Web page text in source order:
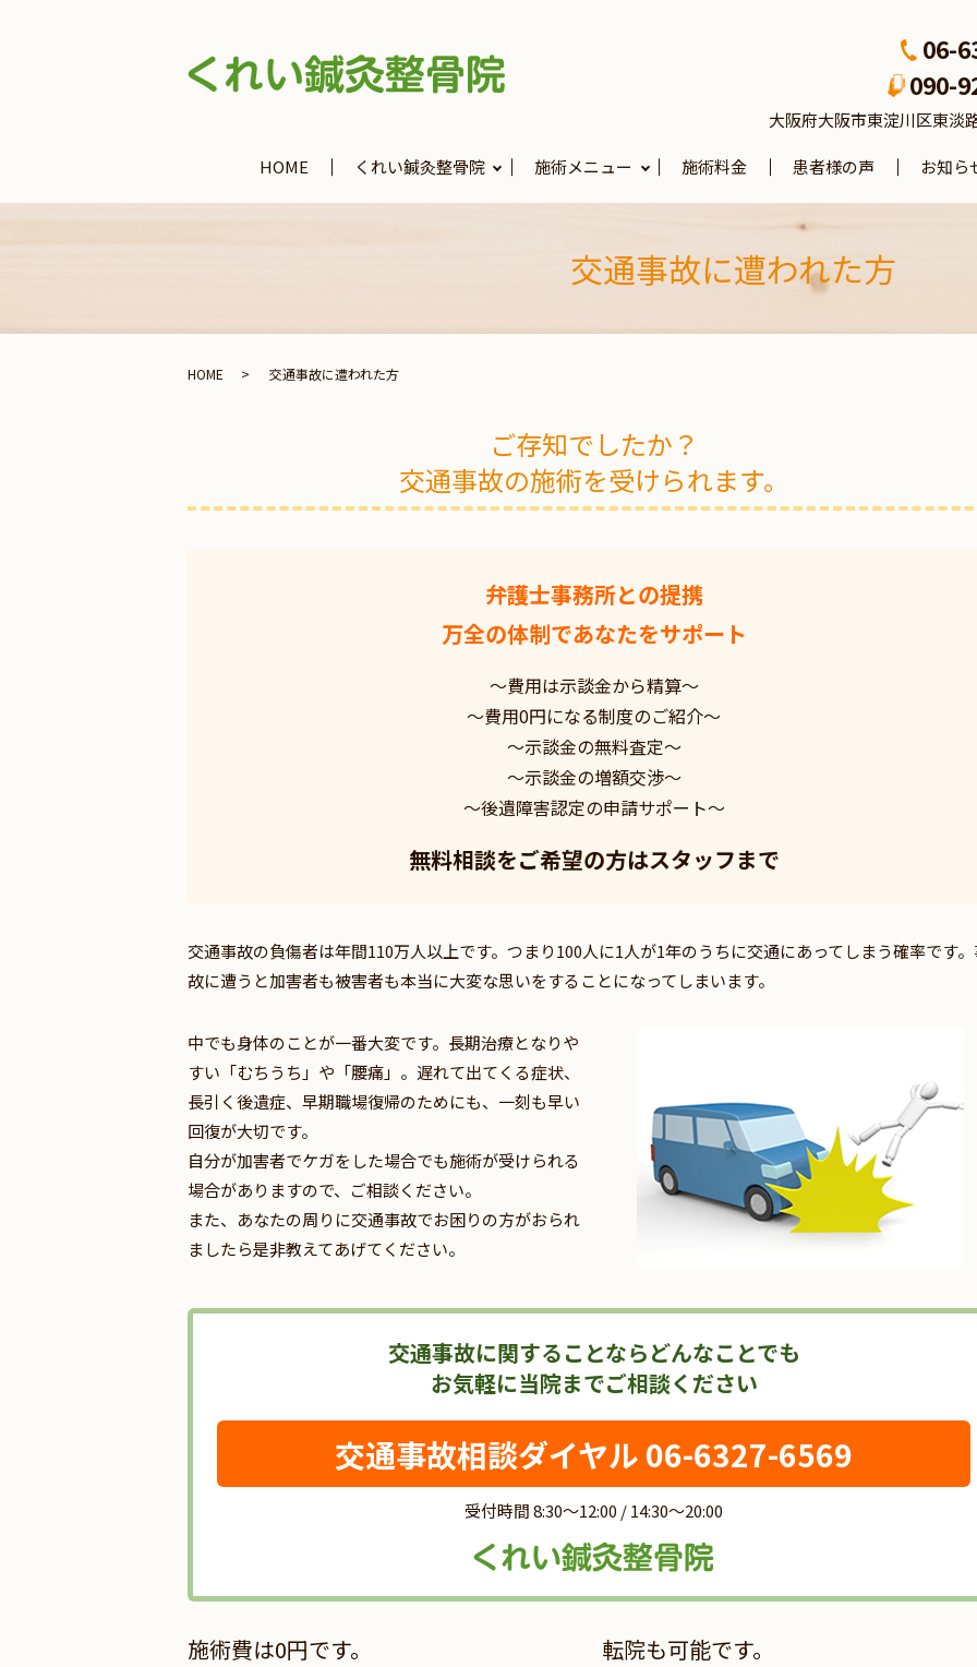
06-
090-
大阪府大阪市東淀川区東淡
HOME くれい鍼灸整骨院 施術メニュー 施術料金 患者様の声 お知ら
交通事故に遭われた方
HOME 交通事故に遭われた方
ご存知でしたか？
交通事故の施術を受けられます。
弁護士事務所との提携
万全の体制であなたをサポート
～費用は示談金から精算～
～費用0円になる制度のご紹介～
～示談金の無料査定～
～示談金の増額交渉～
～後遺障害認定の申請サポート～
無料相談をご希望の方はスタッフまで
交通事故の負傷者は年間110万人以上です。つまり100人に1人が1年のうちに交通にあってしまう確率です
故に遭うと加害者も被害者も本当に大変な思いをすることになってしまいます。
中でも身体のことが一番大変です。長期治療となりや
すい「むちうち」や「腰痛」。遅れて出てくる症状、
長引く後遺症、早期職場復帰のためにも、一刻も早い
回復が大切です。
自分が加害者でケガをした場合でも施術が受けられる
場合がありますので、ご相談ください。
また、あなたの周りに交通事故でお困りの方がおられ
ましたら是非教えてあげてください。
交通事故に関することならどんなことでも
お気軽に当院までご相談ください
交通事故相談ダイヤル 06-6327-6569
受付時間 8:30～12:00 / 14:30～20:00
施術費は0円です。 転院も可能です。